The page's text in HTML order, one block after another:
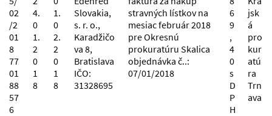
02
/2
01
8
77
01
88
57
6
4.
0
1.
2
0
1
8
1.
0
2.
2
0
1
8
Slovakia,
s. r. o.,
Karadžičo
va 8,
Bratislava
IČO:
31328695
stravných lístkov na
mesiac február 2018
pre Okresnú
prokuratúru Skalica
objednávka č..:
07/01/2018
6
9
,
4
0
s
D
P
H
jsk
á
pro
kur
atú
ra
Trn
ava